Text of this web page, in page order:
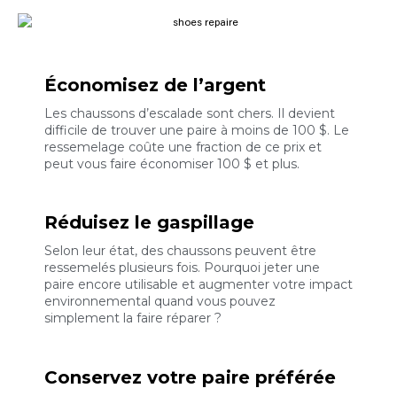
Économisez de l’argent
Les chaussons d’escalade sont chers. Il devient
difficile de trouver une paire à moins de 100 $. Le
ressemelage coûte une fraction de ce prix et
peut vous faire économiser 100 $ et plus.
Réduisez le gaspillage
Selon leur état, des chaussons peuvent être
ressemelés plusieurs fois. Pourquoi jeter une
paire encore utilisable et augmenter votre impact
environnemental quand vous pouvez
simplement la faire réparer ?
Conservez votre paire préférée